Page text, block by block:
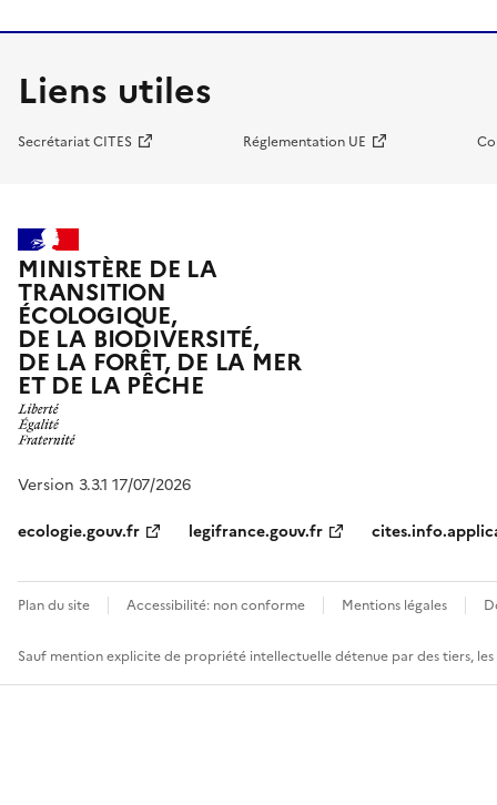
Liens utiles
Secrétariat CITES Réglementation UE
MINISTÈRE DE LA
TRANSITION
ÉCOLOGIQUE,
DE LA BIODIVERSITÉ,
DE LA FORÊT, DE LA MER
ET DE LA PÊCHE
Version 3.3.1 17/07/2026
ecologie.gouv.fr
legifrance.gouv.fr
Plan du site Accessibilité: non conforme Mentions légales
Sauf mention explicite de propriété intellectuelle détenue par des tiers,